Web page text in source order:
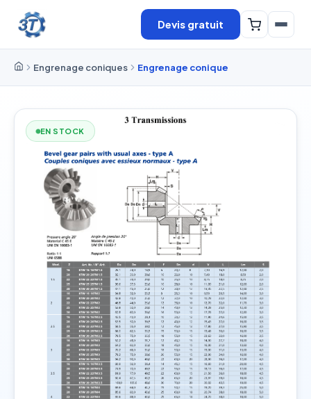
Devis gratuit
Engrenage coniques Engrenage conique
EN STOCK